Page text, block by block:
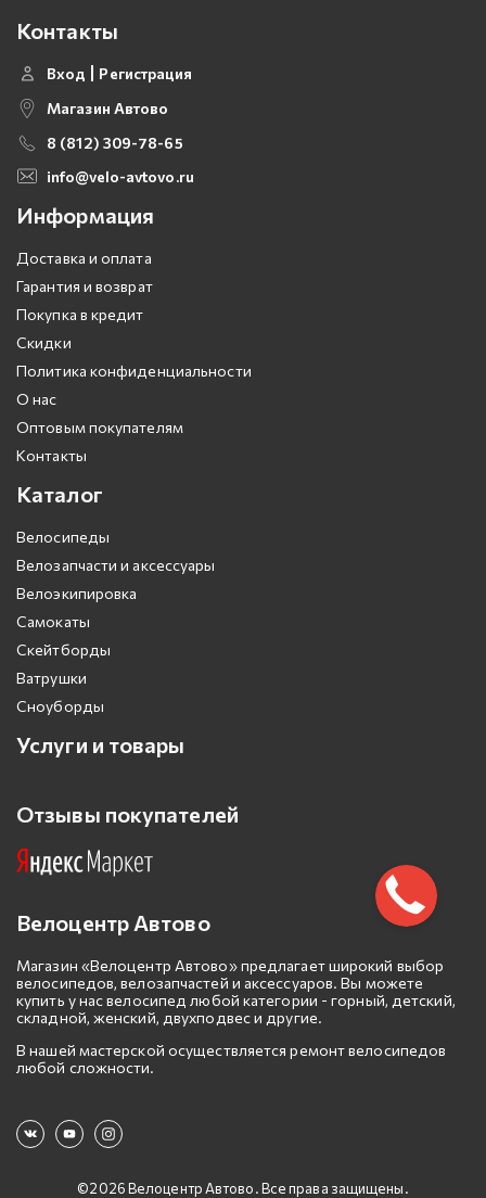
Контакты
Вход
Регистрация
Магазин Автово
8 (812) 309-78-65
info@velo-avtovo.ru
Информация
Доставка и оплата
Гарантия и возврат
Покупка в кредит
Скидки
Политика конфиденциальности
О нас
Оптовым покупателям
Контакты
Каталог
Велосипеды
Велозапчасти и аксессуары
Велоэкипировка
Самокаты
Скейтборды
Ватрушки
Сноуборды
Услуги и товары
Отзывы покупателей
Велоцентр Автово
Магазин «Велоцентр Автово» предлагает широкий выбор
велосипедов, велозапчастей и аксессуаров. Вы можете
купить у нас велосипед любой категории - горный, детский,
складной, женский, двухподвес и другие.
В нашей мастерской осуществляется ремонт велосипедов
любой сложности.
©2026 Велоцентр Автово. Все права защищены.